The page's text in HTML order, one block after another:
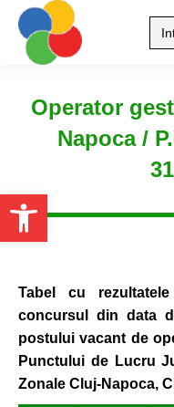
Open toolbar
Operator
Napoca /
Tabel cu
concursul din data
postului vacant de
Punctului de Lucru
Zonale Cluj-Napoca,